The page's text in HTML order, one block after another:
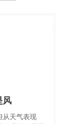
风
从天气表现